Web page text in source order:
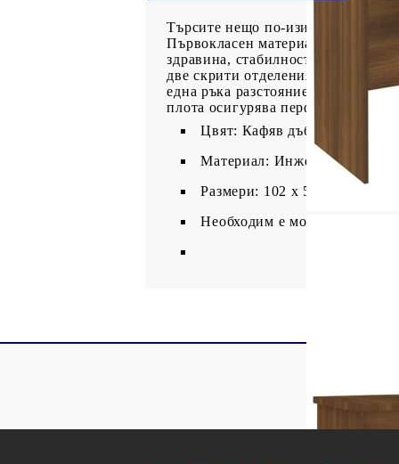
Търсите нещо по-изискано,
Първокласен материал:
здравина, стабилност и
две скрити отделения за
една ръка разстояние и да бъдат
плота осигурява перфектната
Цвят: Кафяв дъб
Материал: Инженерно дърво
Размери: 102 x 50,5 x 46,5
Необходим е монтаж